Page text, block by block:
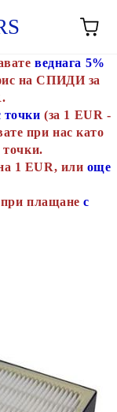
веднага 5%
на СПИДИ за
точки (за 1 EUR -
при нас като
точки.
1 EUR, или още
при плащанес